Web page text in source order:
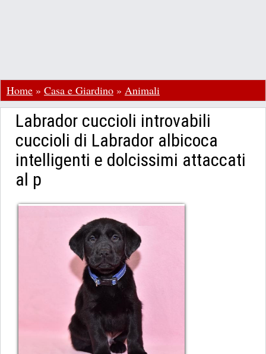
Home » Casa e Giardino » Animali
Labrador cuccioli introvabili
cuccioli di Labrador albicoca
intelligenti e dolcissimi attaccati
al p